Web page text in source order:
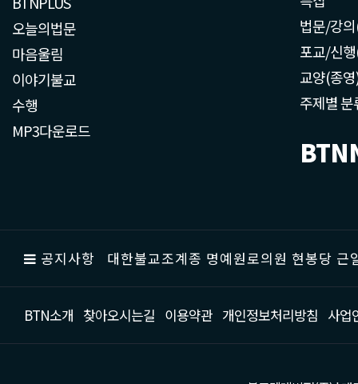
오늘의법문
마음울림
이야기불교
수행
MP3다운로드
법문/강
포교/신
교양(종
주제별 분
공지사항 대한불교조계종 명예원로의원 현봉당
BTN소개 찾아오시는길 이용약관 개인정보처리방침 사업